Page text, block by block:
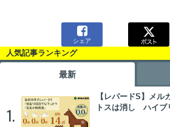

シェア
人気記事ランキング
最新
1.
【レパードS】メル
トスは消し ハイブ